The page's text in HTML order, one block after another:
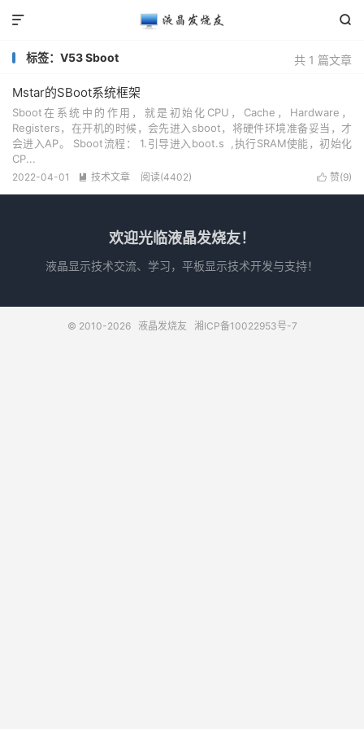


共 1 篇文章
标签：V53 Sboot
Mstar的SBoot系统框架
Sboot在系统中的作用，就是初始化CPU，Cache，Hardware，
Registers，在开机的时候，会先进入sboot，将硬件环境准备妥当，才
会进入AP。 Sboot流程： 1.引导进入boot.s ,执行SRAM使能，初始化
CP...
 赞(9)
2022-04-01  技术文章 阅读(4402)
欢迎光临液晶发烧友！
液晶显示技术交流、学习，平板显示技术开发与支持！
© 2010-2026 液晶发烧友 湘ICP备10022953号-7